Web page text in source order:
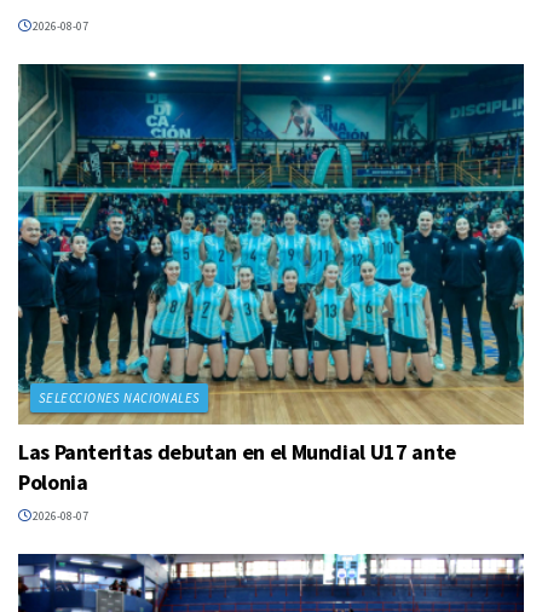
2026-08-07
SELECCIONES NACIONALES
Las Panteritas debutan en el Mundial U17 ante
Polonia
2026-08-07